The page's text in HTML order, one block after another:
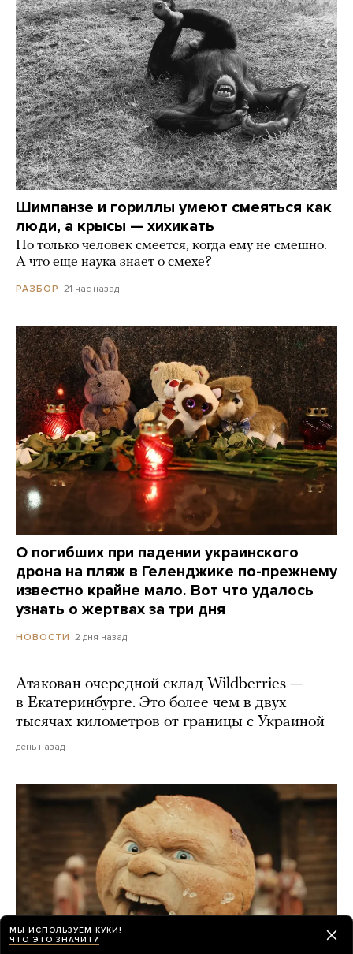
Шимпанзе и гориллы умеют смеяться как
люди, а крысы — хихикать
Но только человек смеется, когда ему не смешно.
А что еще наука знает о смехе?
РАЗБОР 21 час назад
О погибших при падении украинского
дрона на пляж в Геленджике по-прежнему
известно крайне мало. Вот что удалось
узнать о жертвах за три дня
НОВОСТИ 2 дня назад
Атакован очередной склад Wildberries —
в Екатеринбурге. Это более чем в двух
тысячах километров от границы с Украиной
день назад
МЫ ИСПОЛЬЗУЕМ КУКИ!
ЧТО ЭТО ЗНАЧИТ?